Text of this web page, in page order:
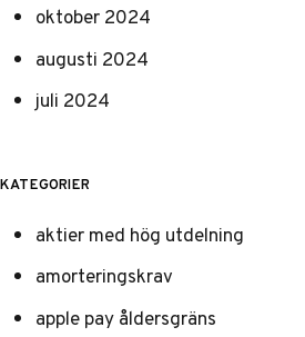
oktober 2024
augusti 2024
juli 2024
KATEGORIER
aktier med hög utdelning
amorteringskrav
apple pay åldersgräns